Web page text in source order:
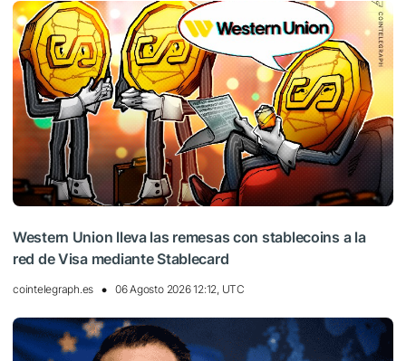
Western Union lleva las remesas con stablecoins a la
red de Visa mediante Stablecard
cointelegraph.es 06 Agosto 2026 12:12, UTC